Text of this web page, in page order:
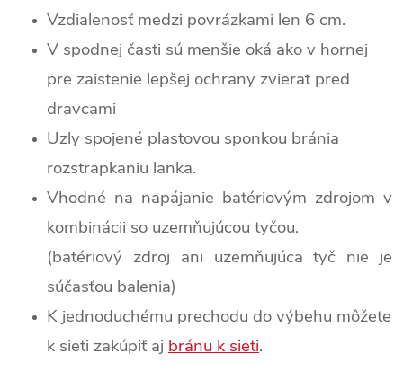
Vzdialenosť medzi povrázkami len 6 cm.
V spodnej časti sú menšie oká ako v hornej
pre zaistenie lepšej ochrany zvierat pred
dravcami
Uzly spojené plastovou sponkou bránia
rozstrapkaniu lanka.
Vhodné na napájanie batériovým zdrojom v
kombinácii so uzemňujúcou tyčou.
(batériový zdroj ani uzemňujúca tyč nie je
súčasťou balenia)
K jednoduchému prechodu do výbehu môžete
k sieti zakúpiť aj bránu k sieti.